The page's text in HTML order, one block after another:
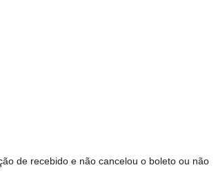
de recebido e não cancelou o boleto ou não